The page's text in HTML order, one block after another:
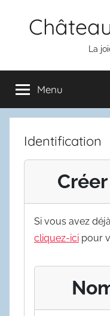
La
Menu
Identification
Si vous avez
cliquez-ici pour